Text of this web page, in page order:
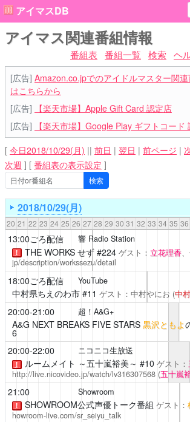
アイマスDB
アイマス関連番組情報
番組表 番組一覧 検索 ヘ
[広告] Amazon.co.jpでのアイドルマスター関
はこちらから
[広告]
【楽天市場】Apple Gift Card 認定店
[広告]
【楽天市場】Google Play ギフトコード
[ 今日2018/10/29(月) || 前日 | 翌日 | 前ページ |
次週 ] [ 番組表の表示設定 ]
2018/10/29(月)
20 21 22 23 24 25 26 27 28 29 30 31 32 33 34 35 36
13:00ごろ配信 響 Radio Station
！ THE WORKS せず #224 ゲスト： 立花理香
jp/description/workssezu/detail
18:00ごろ配信 YouTube
中村県ちえのわ市#11 ゲスト：中村やにお (中
20:00-21:00 超！A&G+
A&G NEXT BREAKS FIVE STARS 黒沢ともよ
6
20:00-22:00
ニコニコ生放送
！ ルームメイト ～五十嵐裕美～ #10 ゲスト：
http://live.nicovideo.jp/watch/lv316307568 (五十嵐
21:00 Showroom
！ SHOWROOM公式声優トーク番組 ゲスト：
howroom-live.com/sr_seiyu_talk